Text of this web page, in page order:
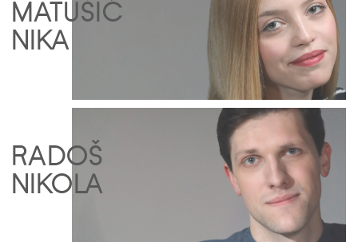
MATUŠIĆ
NIKA
RADOŠ
NIKOLA